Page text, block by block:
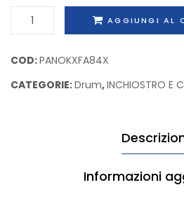
Drum
Originale
KX-
FA84X
AGGIUNGI AL
COD:PANOKXFA84X
CATEGORIE:Drum,INCHIOSTRO E
Informazioni